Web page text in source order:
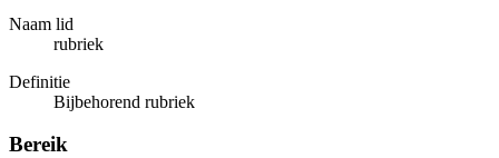
Naam lid
rubriek
Definitie
Bijbehorend rubriek
Bereik